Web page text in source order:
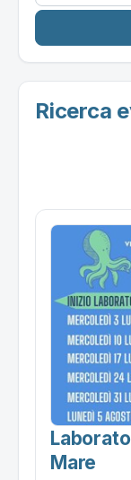
Ricerca
Mare